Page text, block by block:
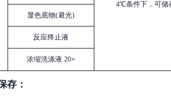
4℃条件下，可储
显色底物(避光)
反应终止液
浓缩洗涤液 20×
存 ：